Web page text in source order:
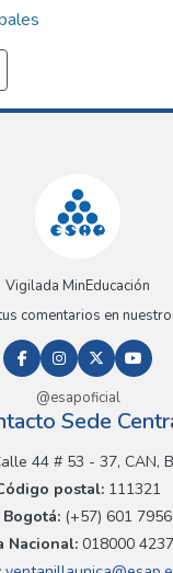
Vigilada MinEducación
comentarios en
@esapoficial
Sede
44 # 53 - 37, CAN,
postal: 111321
(+57) 601
Nacional: 018000